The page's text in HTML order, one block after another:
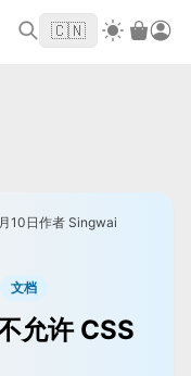
WELCOME2026
首单立
🇨🇳
10日作者 Singwai
文档
允许 CSS